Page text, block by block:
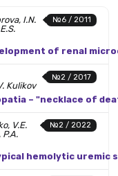
№6 / 2011
I.N.
of renal
№2 / 2017
Kulikov
– "necklace of
№2 / 2022
V.E.
hemolytic uremic